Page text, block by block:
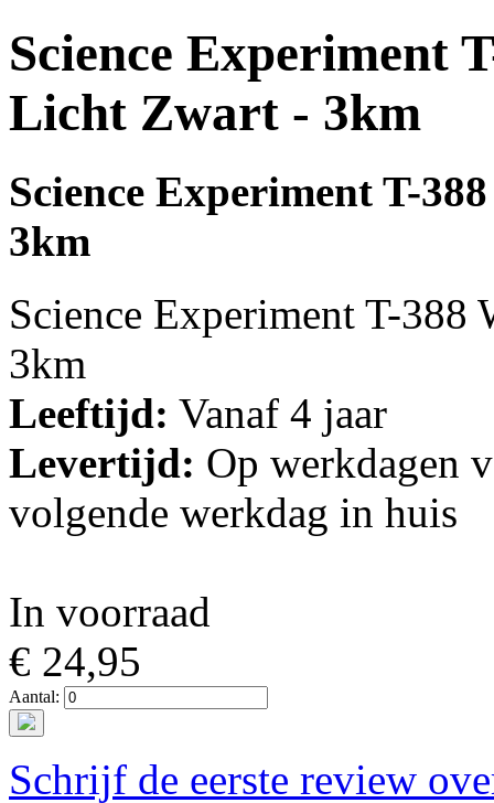
Science Experiment
Licht Zwart - 3km
Science Experiment T-
3km
Science Experiment T-
3km
Leeftijd: Vanaf 4 jaar
Levertijd: Op werkdagen
volgende werkdag in huis
In voorraad
€ 24,95
Aantal:
Schrijf de eerste review